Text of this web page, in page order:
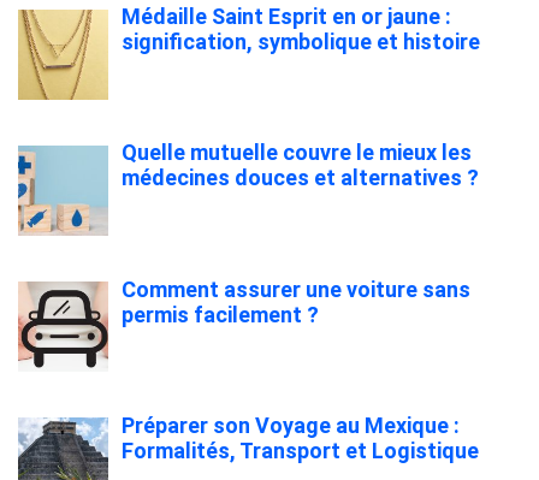
Médaille Saint Esprit en or jaune :
signification, symbolique et histoire
Quelle mutuelle couvre le mieux les
médecines douces et alternatives ?
Comment assurer une voiture sans
permis facilement ?
Préparer son Voyage au Mexique :
Formalités, Transport et Logistique